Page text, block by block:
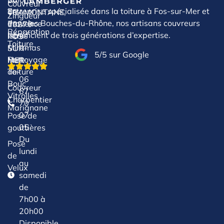
Entreprise spécialisée dans la toiture à Fos-sur-Mer et
dans les Bouches-du-Rhône, nos artisans couvreurs
bénéficient de trois générations d’expertise.
5/5 sur Google
Couvreur
Zingueur
Réparation
Toiture
Nettoyage
Toiture
Couvreur
Charpentier
Pose de
gouttières
Pose
de
Velux
de-
Provence
Istres
Miramas
Port-
de-
Bouc
Vitrolles
Marignane
TRAMONTANE,
13270
FOS-
SUR-
MER
06
67
70
07
05
Du
lundi
au
samedi
de
7h00 à
20h00